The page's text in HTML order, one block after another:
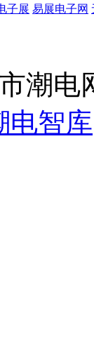
子展 易展电子网
潮
电智库